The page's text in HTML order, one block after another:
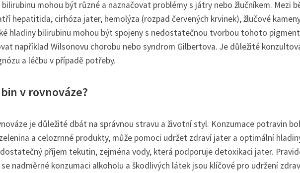
mohou být různé a naznačovat problémy s játry nebo žlučníkem. Mezi
hepatitida, cirhóza jater, hemolýza (rozpad červených krvinek), žlučové
hladiny bilirubinu mohou být spojeny s nedostatečnou tvorbou tohoto
například Wilsonovu chorobu nebo syndrom Gilbertova. Je důležité
a léčbu v případě potřeby.
v rovnováze?
je důležité dbát na správnou stravu a životní styl. Konzumace potravin
a celozrnné produkty, může pomoci udržet zdraví jater a optimální
příjem tekutin, zejména vody, která podporuje detoxikaci jater.
nadměrné konzumaci alkoholu a škodlivých látek jsou klíčové pro udržení